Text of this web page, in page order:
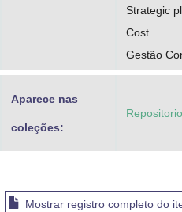
Strategic
Cost
Gestão
Aparece nas
coleções:
Mostrar registro completo do